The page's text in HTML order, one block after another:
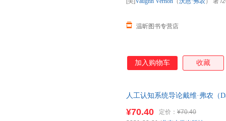
自己所持的领域观点，而是广
温昕图书专营店
加入购物车 收藏
人工认知系统导论戴维·弗农（
¥70.40 定价： ¥70.40